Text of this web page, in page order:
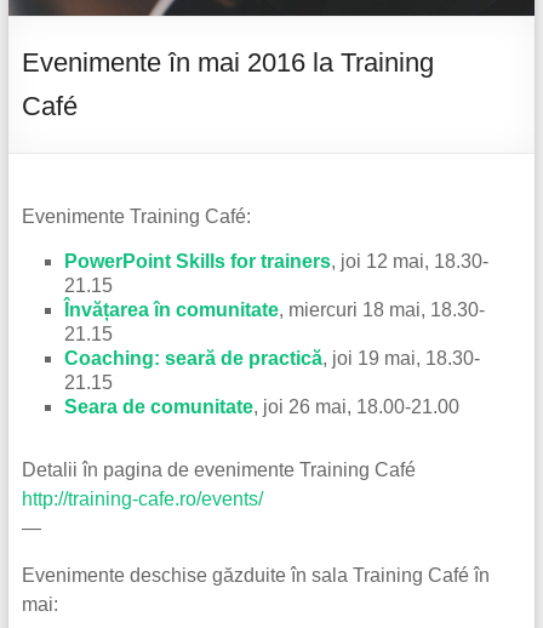
Evenimente în mai 2016 la Training
Café
Evenimente Training Café:
PowerPoint Skills for trainers, joi 12 mai, 18.30-
21.15
Învățarea în comunitate, miercuri 18 mai, 18.30-
21.15
Coaching: seară de practică, joi 19 mai, 18.30-
21.15
Seara de comunitate, joi 26 mai, 18.00-21.00
Detalii în pagina de evenimente Training Café
http://training-cafe.ro/events/
—
Evenimente deschise găzduite în sala Training Café în
mai: